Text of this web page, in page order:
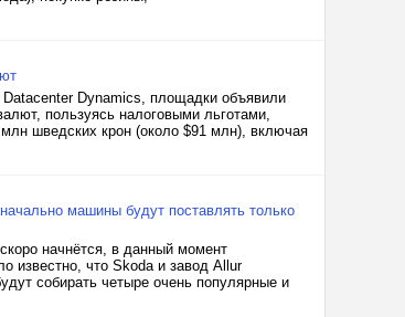
Dynamics, площадки объявили
пользуясь налоговыми льготами,
шведских крон (около $91 млн), включая
машины будут поставлять только
начнётся, в данный момент
известно, что Skoda и завод Allur
собирать четыре очень популярные и